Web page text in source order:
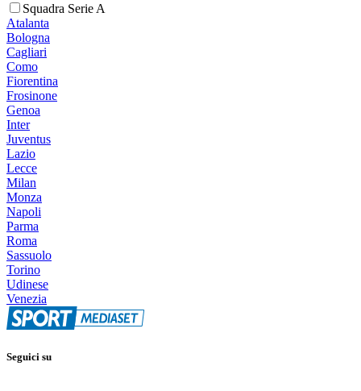
Squadra Serie A
Atalanta
Bologna
Cagliari
Como
Fiorentina
Frosinone
Genoa
Inter
Juventus
Lazio
Lecce
Milan
Monza
Napoli
Parma
Roma
Sassuolo
Torino
Udinese
Venezia
Seguici su